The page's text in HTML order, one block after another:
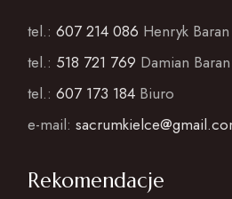
tel.:607 214 086 Henryk Baran
tel.: 518 721 769 Damian Baran
tel.:607 173 184 Biuro
e-mail:
Rekomendacje